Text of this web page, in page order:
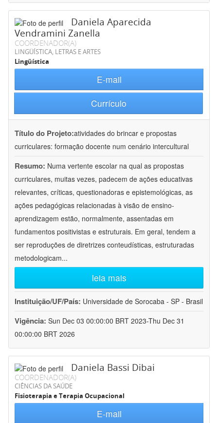
Daniela Aparecida
Vendramini Zanella
COORDENADOR(A)
LINGÜÍSTICA, LETRAS E ARTES
Lingüística
E-mail
Currículo
Título do Projeto:atividades do brincar e propostas
curriculares: formação docente num cenário intercultural
Resumo: Numa vertente escolar na qual as propostas
curriculares, muitas vezes, padecem de ações educativas
relevantes, críticas, questionadoras e epistemológicas, as
ações pedagógicas relacionadas à visão de ensino-
aprendizagem estão, normalmente, assentadas em
fundamentos positivistas e estruturais. Em geral, tendem a
ser reproduções de diretrizes conteudísticas, estruturadas
metodologicam...
leia mais
Instituição/UF/País: Universidade de Sorocaba - SP - Brasil
Vigência: Sun Dec 03 00:00:00 BRT 2023-Thu Dec 31
00:00:00 BRT 2026
Daniela Bassi Dibai
COORDENADOR(A)
CIÊNCIAS DA SAÚDE
Fisioterapia e Terapia Ocupacional
E-mail